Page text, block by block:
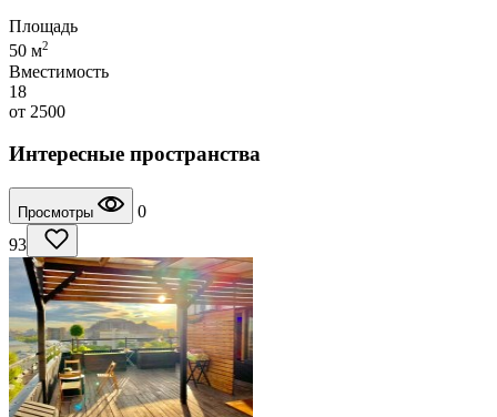
Площадь
50 м2
Вместимость
18
от 2500
Интересные пространства
Просмотры
0
93